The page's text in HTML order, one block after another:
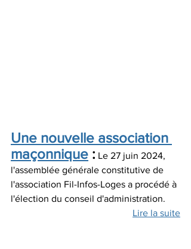
Une nouvelle association
maçonnique : Le 27 juin 2024,
l'assemblée générale constitutive de
l'association Fil-Infos-Loges a procédé à
l'élection du conseil d'administration.
Lire la suite